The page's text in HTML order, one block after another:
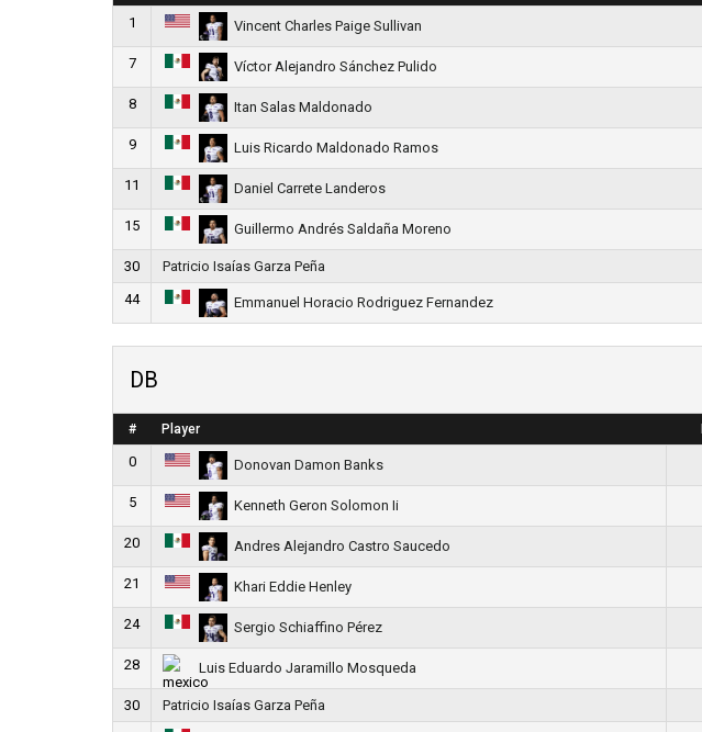
1 Vincent Charles Paige Sullivan
7 Víctor Alejandro Sánchez Pulido
8 Itan Salas Maldonado
9 Luis Ricardo Maldonado Ramos
11 Daniel Carrete Landeros
15 Guillermo Andrés Saldaña Moreno
30 Patricio Isaías Garza Peña
44
Emmanuel Horacio Rodriguez Fernandez
DB
# Player
0 Donovan Damon Banks
5 Kenneth Geron Solomon Ii
20 Andres Alejandro Castro Saucedo
21 Khari Eddie Henley
24 Sergio Schiaffino Pérez
28 Luis Eduardo Jaramillo Mosqueda
30 Patricio Isaías Garza Peña